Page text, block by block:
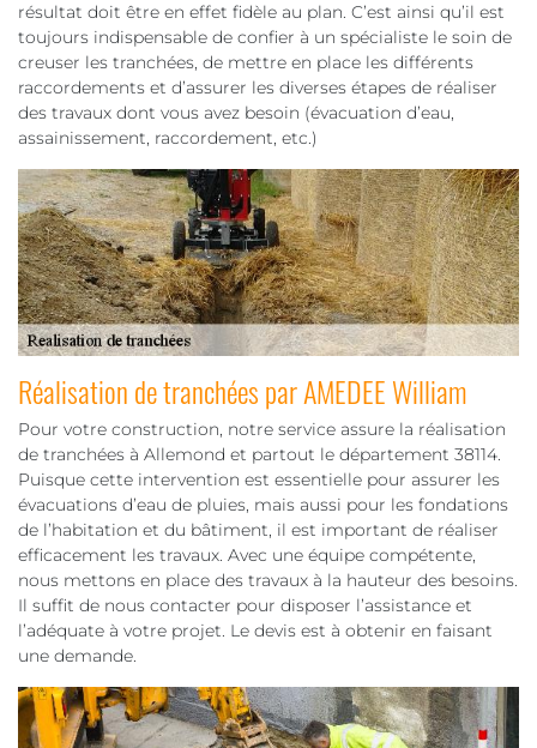
résultat doit être en effet fidèle au plan. C’est ainsi qu’il est
toujours indispensable de confier à un spécialiste le soin de
creuser les tranchées, de mettre en place les différents
raccordements et d’assurer les diverses étapes de réaliser
des travaux dont vous avez besoin (évacuation d’eau,
assainissement, raccordement, etc.)
Réalisation de tranchées par AMEDEE William
Pour votre construction, notre service assure la réalisation
de tranchées à Allemond et partout le département 38114.
Puisque cette intervention est essentielle pour assurer les
évacuations d’eau de pluies, mais aussi pour les fondations
de l’habitation et du bâtiment, il est important de réaliser
efficacement les travaux. Avec une équipe compétente,
nous mettons en place des travaux à la hauteur des besoins.
Il suffit de nous contacter pour disposer l’assistance et
l’adéquate à votre projet. Le devis est à obtenir en faisant
une demande.